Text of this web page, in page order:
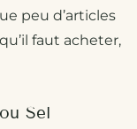
peu d’articles
faut acheter,
Sel